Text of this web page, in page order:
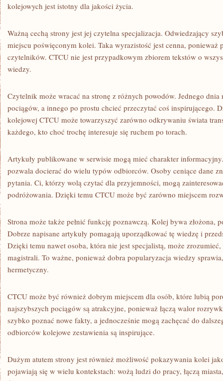
kolejowych jest istotny dla jakości życia.
Ważną cechą strony jest jej czytelna specjalizacja. Odwiedzający
miejscu poświęconym kolei. Taka wyrazistość jest cenna, ponieważ
czytelników. CTCU nie jest przypadkowym zbiorem tekstów o
wiedzy.
Czytelnik może wracać na stronę z różnych powodów. Jednego
pociągów, a innego po prostu chcieć przeczytać coś inspirującego.
kolejowej CTCU może towarzyszyć zarówno odkrywaniu świata
każdego, kto choć trochę interesuje się ruchem po torach.
Artykuły publikowane w serwisie mogą mieć charakter
pozwala docierać do wielu typów odbiorców. Osoby ceniące dane
pytania. Ci, którzy wolą czytać dla przyjemności, mogą
podróżowania. Dzięki temu CTCU może być zarówno miejscem
Strona może także pełnić funkcję poznawczą. Kolej bywa złożona,
Dobrze napisane artykuły pomagają uporządkować tę wiedzę i
Dzięki temu nawet osoba, która nie jest specjalistą, może
magistrali. To ważne, ponieważ dobra popularyzacja wiedzy
hermetyczny.
CTCU może być również dobrym miejscem dla osób, które lubią
najszybszych pociągów są atrakcyjne, ponieważ łączą walor
szybko poznać nowe fakty, a jednocześnie mogą zachęcać do
odbiorców kolejowe zestawienia są inspirujące.
Dużym atutem strony jest również możliwość pokazywania kolei
pojawiają się w wielu kontekstach: wożą ludzi do pracy, łączą